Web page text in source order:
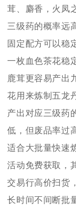
茸、麝香，火凤
三级药的概率远
固定配方可以稳
一枚血色茶花稳
鹿茸更容易产出
花用来炼制五龙
产出对应三级药
低，但废品率过
适合大批量快速
活动免费获取，
交易行高价扫货
长时间不间断批